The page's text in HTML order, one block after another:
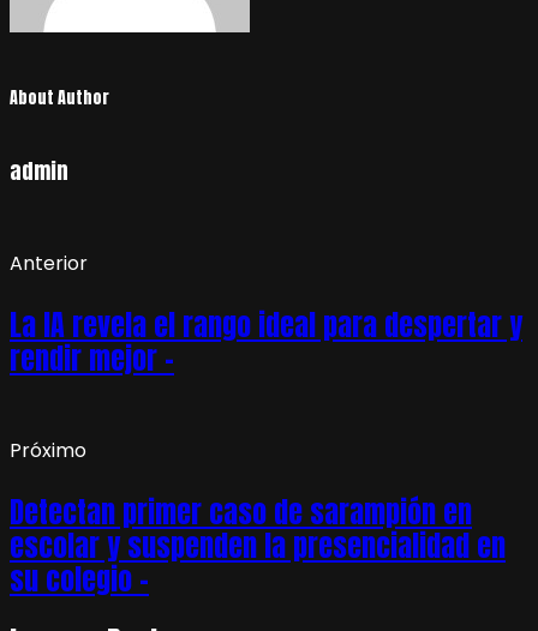
About Author
admin
Anterior
La IA revela el rango ideal para despertar y
rendir mejor –
Próximo
Detectan primer caso de sarampión en
escolar y suspenden la presencialidad en
su colegio –